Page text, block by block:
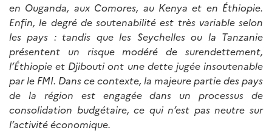
en Ouganda, aux Comores, au Kenya et en Éthiopie.
Enfin, le degré de soutenabilité est très variable selon
les pays : tandis que les Seychelles ou la Tanzanie
présentent un risque modéré de surendettement,
l’Éthiopie et Djibouti ont une dette jugée insoutenable
par le FMI. Dans ce contexte, la majeure partie des pays
de la région est engagée dans un processus de
consolidation budgétaire, ce qui n’est pas neutre sur
l’activité économique.